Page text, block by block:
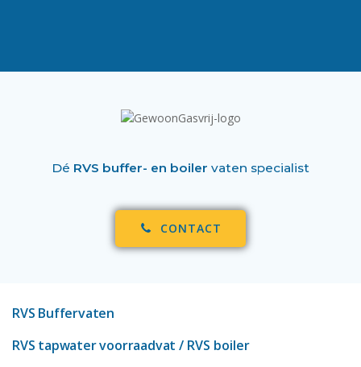
Dé RVS buffer- en boiler vaten specialist
CONTACT
RVS Buffervaten
RVS tapwater voorraadvat / RVS boiler